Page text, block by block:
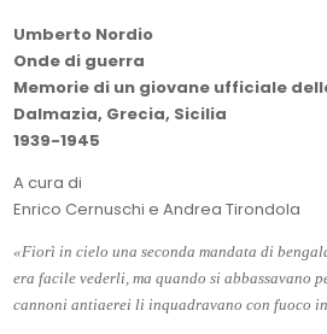
Umberto Nordio
Onde di guerra
Memorie di un giovane ufficiale
Dalmazia, Grecia, Sicilia
1939-1945
A cura di
Enrico Cernuschi e Andrea Tirondola
«Fiorì in cielo una seconda mandata di
era facile vederli, ma quando si abbassavano
cannoni antiaerei li inquadravano con fuoco